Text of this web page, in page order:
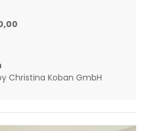
by Christina Koban GmbH